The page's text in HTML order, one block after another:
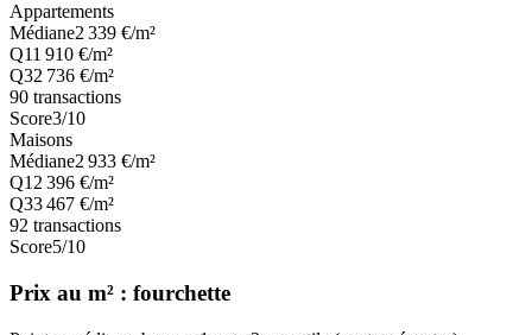
Appartements
Médiane2 339 €/m²
Q11 910 €/m²
Q32 736 €/m²
90 transactions
Score3/10
Maisons
Médiane2 933 €/m²
Q1 2 396 €/m²
Q33 467 €/m²
92 transactions
Score5/10
Prix au m² : fourchette